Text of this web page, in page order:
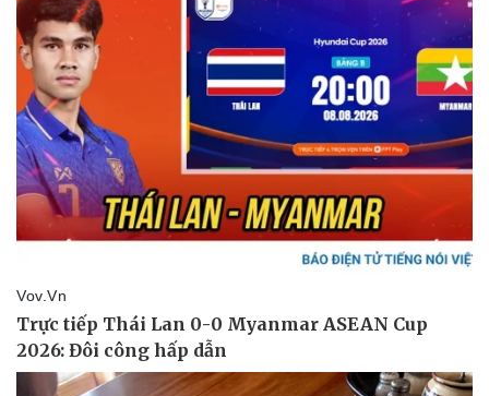
Pháp luật
Vụ án
Tin nóng
Tư vấn luật
Quân sự - Quốc phòng
Vũ khí
Việt Nam
Phân tích